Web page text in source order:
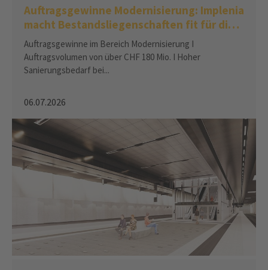
Auftragsgewinne Modernisierung: Implenia
macht Bestandsliegenschaften fit für die
Zukunft
Auftragsgewinne im Bereich Modernisierung I
Auftragsvolumen von über CHF 180 Mio. I Hoher
Sanierungsbedarf bei...
06.07.2026